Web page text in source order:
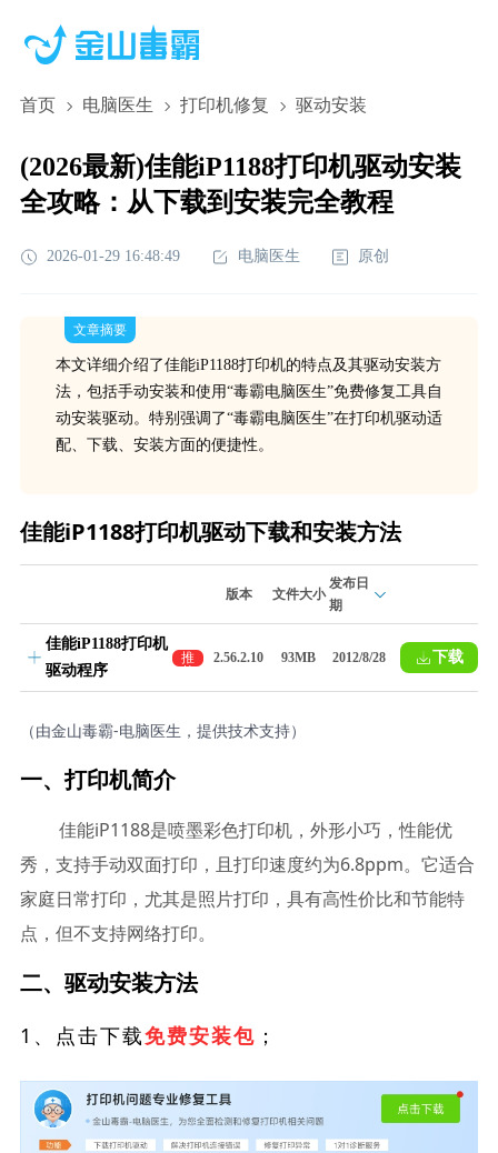
首页 电脑医生 打印机修复 驱动安装
(2026最新)佳能iP1188打印机驱动安装
全攻略：从下载到安装完全教程
2026-01-29 16:48:49 电脑医生 原创
文章摘要
本文详细介绍了佳能iP1188打印机的特点及其驱动安装方
法，包括手动安装和使用“毒霸电脑医生”免费修复工具自
动安装驱动。特别强调了“毒霸电脑医生”在打印机驱动适
配、下载、安装方面的便捷性。
佳能iP1188打印机驱动下载和安装方法
版本 文件大小
发布日
期
佳能iP1188打印机
驱动程序
推
荐
2.56.2.10 93MB 2012/8/28 下载
（由金山毒霸-电脑医生，提供技术支持）
一、打印机简介
佳能iP1188是喷墨彩色打印机，外形小巧，性能优
秀，支持手动双面打印，且打印速度约为6.8ppm。它适合
家庭日常打印，尤其是照片打印，具有高性价比和节能特
点，但不支持网络打印。
二、驱动安装方法
1、点击下载免费安装包 ；